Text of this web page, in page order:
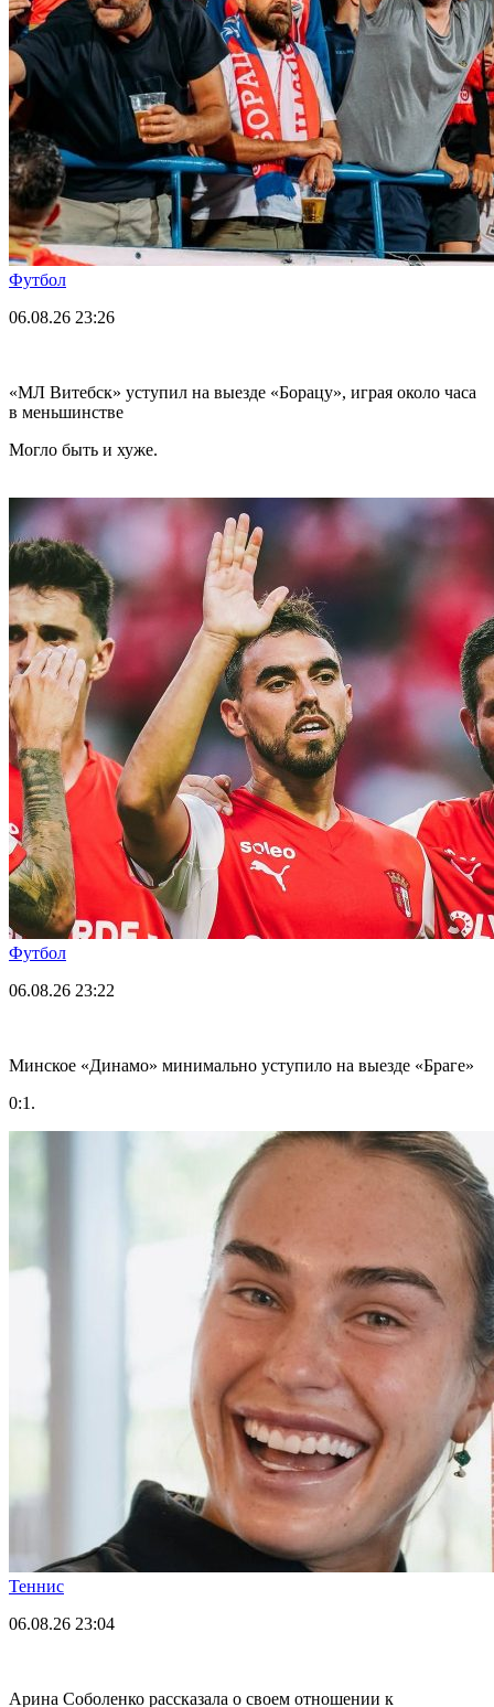
Футбол
06.08.26 23:26
«МЛ Витебск» уступил на выезде «Борацу», играя около часа
в меньшинстве
Могло быть и хуже.
Футбол
06.08.26 23:22
Минское «Динамо» минимально уступило на выезде «Браге»
0:1.
Теннис
06.08.26 23:04
Арина Соболенко рассказала о своем отношении к